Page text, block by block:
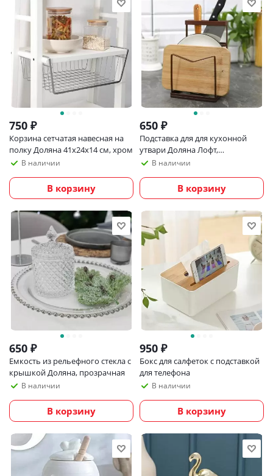
750 ₽
Корзина сетчатая навесная на
полку Доляна 41х24х14 см, хром
В наличии
В корзину
650 ₽
Подставка для для кухонной
утвари Доляна Лофт,
коричневая
В наличии
В корзину
650 ₽
Емкость из рельефного стекла с
крышкой Доляна, прозрачная
В наличии
В корзину
950 ₽
Бокс для салфеток с подставкой
для телефона
В наличии
В корзину